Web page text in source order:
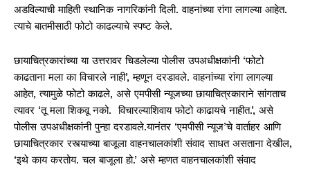
अडविल्याची माहिती स्थानिक नागरिकांनी दिली. वाहनांच्या रांगा लागल्या आहेत.
त्याचे बातमीसाठी फोटो काढल्याचे स्पष्ट केले.
छायाचित्रकारांच्या या उत्तरावर चिडलेल्या पोलीस उपअधीक्षकांनी ‘फोटो
काढताना मला का विचारले नाही’, म्हणून दरडावले. वाहनांच्या रांगा लागल्या
आहेत, त्यामुळे फोटो काढले, असे एमपीसी न्यूजच्या छायाचित्रकाराने सांगताच
त्यावर ‘तू मला शिकवू नको. विचारल्याशिवाय फोटो काढायचे नाहीत.’, असे
पोलीस उपअधीक्षकांनी पुन्हा दरडावले.यानंतर ‘एमपीसी न्यूज’चे वार्ताहर आणि
छायाचित्रकार रस्त्याच्या बाजूला वाहनचालकांशी संवाद साधत असताना देखील,
‘इथे काय करतोय. चल बाजूला हो.’ असे म्हणत वाहनचालकांशी संवाद